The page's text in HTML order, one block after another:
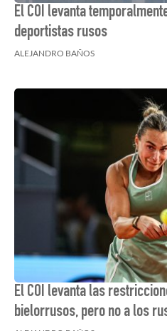
El COI levanta
deportistas rusos
ALEJANDRO BAÑOS
El COI levanta las
bielorrusos, pero no a los